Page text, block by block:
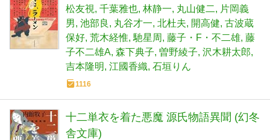
松友視 千葉雅也 林静一 丸山健二
片岡義
男 池部良 丸谷才一 北杜夫 開高健 古波蔵
保好 荒木経惟 馳星周 藤子・F・不二雄 藤
子不二雄A 森下典子 曽野綾子 沢木耕太郎
吉本隆明 江國香織 石垣りん
1116
十二単衣を着た悪魔 源氏物語異聞 (幻冬
舎文庫)